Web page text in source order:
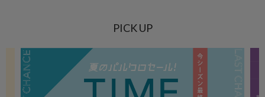
PICK UP